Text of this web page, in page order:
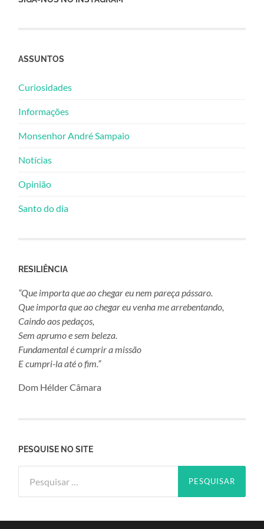
ASSUNTOS
Curiosidades
Informações
Monsenhor André Sampaio
Notícias
Opinião
Santo do dia
RESILIÊNCIA
“Que importa que ao chegar eu nem pareça pássaro.
Que importa que ao chegar eu venha me arrebentando,
Caindo aos pedaços,
Sem aprumo e sem beleza.
Fundamental é cumprir a missão
E cumpri-la até o fim.”
Dom Hélder Câmara
PESQUISE NO SITE
por: